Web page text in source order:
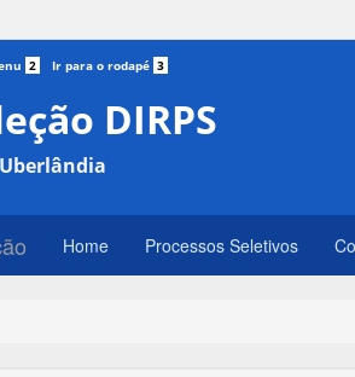
2 Ir para o rodapé 3
DIRPS
Home Processos Seletivos